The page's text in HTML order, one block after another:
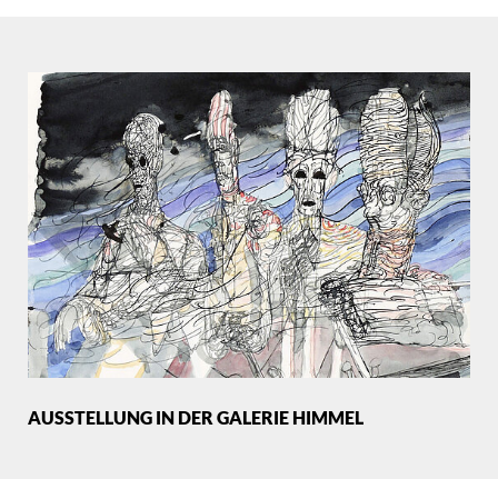
AUSSTELLUNG IN DER GALERIE HIMMEL